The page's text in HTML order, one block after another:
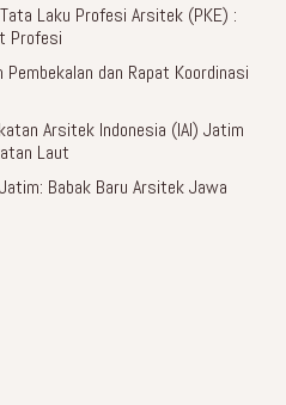
Laku Profesi Arsitek (PKE) :
Profesi
dan Rapat Koordinasi
Arsitek Indonesia (IAI) Jatim
Laut
Babak Baru Arsitek Jawa